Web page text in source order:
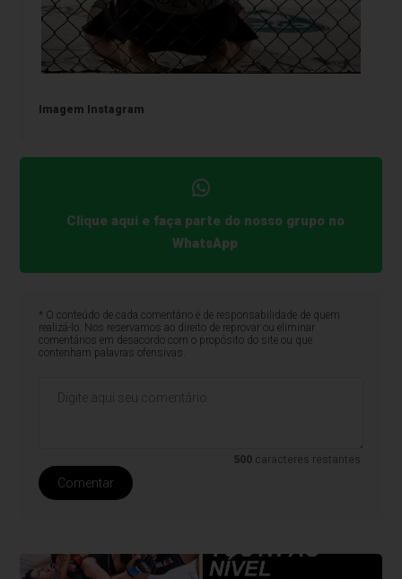
Imagem Instagram
Clique aqui e faça parte do nosso grupo no
WhatsApp
* O conteúdo de cada comentário é de responsabilidade de quem
realizá-lo. Nos reservamos ao direito de reprovar ou eliminar
comentários em desacordo com o propósito do site ou que
contenham palavras ofensivas.
500 caracteres restantes.
Comentar